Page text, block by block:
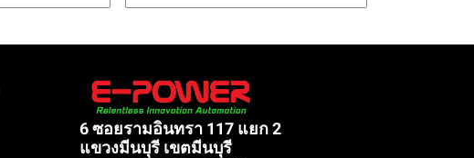
6 ซอยรามอินทรา 117 แยก 2
แขวงมีนบุรี เขตมีนบุรี